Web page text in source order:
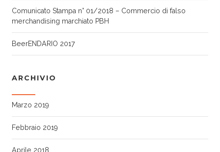
Comunicato Stampa n° 01/2018 – Commercio di falso
merchandising marchiato PBH
BeerENDARIO 2017
ARCHIVIO
Marzo 2019
Febbraio 2019
Aprile 2018